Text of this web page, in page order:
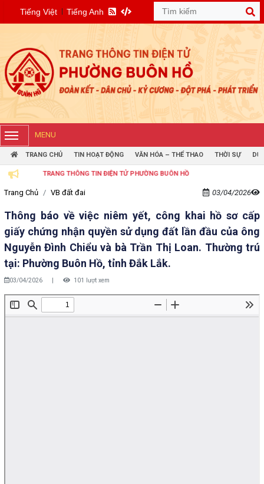
Tiếng Việt Tiếng Anh
MENU
TRANG CHỦ TIN HOẠT ĐỘNG VĂN HÓA – THỂ THAO THỜI SỰ DỰ
TRANG THÔNG TIN ĐIỆN TỬ PHƯỜNG BUÔN HỒ
Trang Chủ VB đất đai 03/04/2026
Thông báo về việc niêm yết, công khai hồ sơ cấp
giấy chứng nhận quyền sử dụng đất lần đầu của ông
Nguyễn Đình Chiểu và bà Trần Thị Loan. Thường trú
tại: Phường Buôn Hồ, tỉnh Đắk Lắk.
03/04/2026 | 101 lượt xem